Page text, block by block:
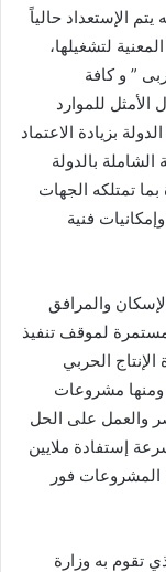
الإستعداد حالياً
لتشغيلها،
” و كافة
للموارد
بزيادة الاعتماد
بالدولة
تمتلكه الجهات
فنية
والمرافق
لموقف تنفيذ
الحربي
ومنها مشروعات
والعمل على الحل
إستفادة ملايين
المشروعات فور
تقوم به وزارة